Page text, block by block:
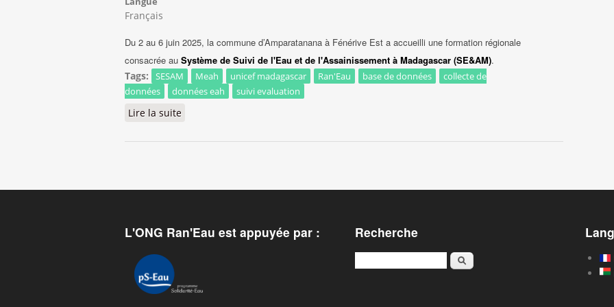
Français
Du 2 au 6 juin 2025, la commune d’Amparatanana à Fénérive Est a accueilli une formation régionale
consacrée au Système de Suivi de l'Eau et de l'Assainissement à Madagascar (SE&AM).
Tags:
SESAM Meah unicef madagascar Ran'Eau base de données
collecte de
données
données eah suivi evaluation
Lire la suite
L'ONG Ran'Eau est appuyée par : Recherche
Rechercher